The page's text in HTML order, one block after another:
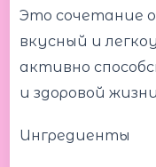
Это сочетание
вкусный и
активно
и здоровой
Ингредиенты